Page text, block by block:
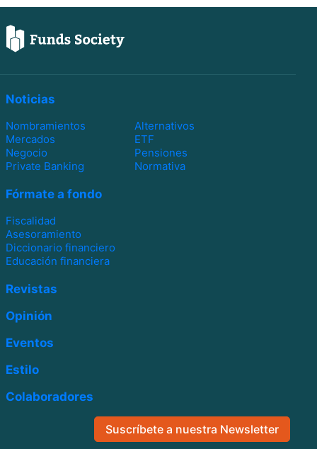
Noticias
Nombramientos
Alternativos
Mercados
ETF
Negocio
Pensiones
Private Banking
Normativa
Fórmate a fondo
Fiscalidad
Asesoramiento
Diccionario financiero
Educación financiera
Revistas
Opinión
Eventos
Estilo
Colaboradores
Suscríbete a nuestra Newsletter